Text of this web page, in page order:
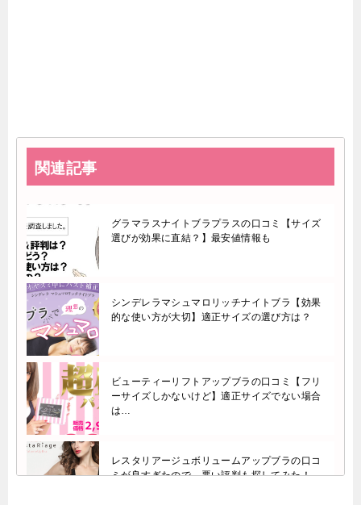
関連記事
グラマラスナイトブラプラスの口コミ【サイズ
選びが効果に直結？】最安値情報も
シンデレラマシュマロリッチナイトブラ【効果
的な使い方が大切】適正サイズの選び方は？
ビューティーリフトアップブラの口コミ【フリ
ーサイズしかないけど】適正サイズでない場合
は…
レスタリアージュボリュームアップブラの口コ
ミが良すぎたので、悪い評判も探してみた！